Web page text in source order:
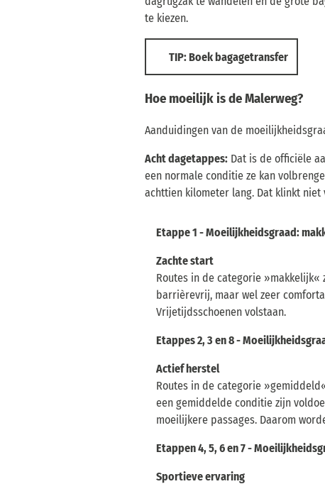
te kiezen.
TIP: Boek bagagetransfer
Hoe moeilijk is de Malerweg?
Aanduidingen van de
Acht dagetappes: Dat is de officiële
een normale conditie ze kan
achttien kilometer lang. Dat klinkt
Etappe 1 - Moeilijkheidsgraad:
Zachte start
Routes in de categorie
barrièrevrij, maar wel zeer
Vrijetijdsschoenen volstaan.
Etappes 2, 3 en 8 -
Actief herstel
Routes in de categorie
een gemiddelde conditie zijn
moeilijkere passages. Daarom
Etappen 4, 5, 6 en 7 -
Sportieve ervaring